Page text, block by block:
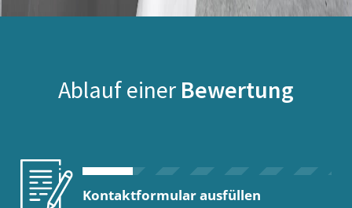
Ablauf einer Bewertung
Kontaktformular ausfüllen